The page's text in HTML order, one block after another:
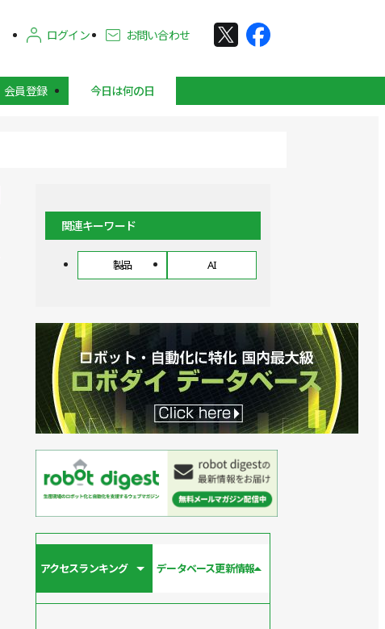
ログイン お問い合わせ
会員登録 今日は何の日
関連キーワード
製品 AI
アクセスランキング データベース更新情報